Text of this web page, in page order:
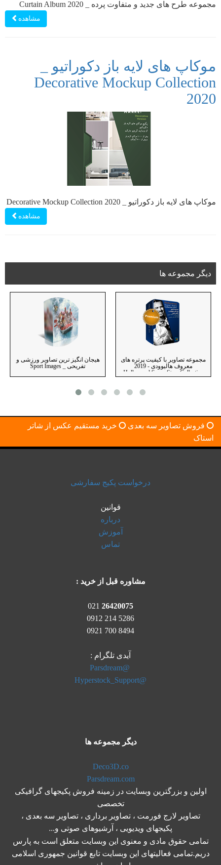
مجموعه طرح های جدید و متفاوت پرده _ Curtain Album 2020
مشاهده
موکاپ های لایه باز دکوراتیو _
Decorative Mockup Collection
2020
موکاپ های لایه باز دکوراتیو _ Decorative Mockup Collection 2020
مشاهده
دیگر مجموعه ها
هیجان انگیز ترین تصاویر ورزشی و
تفریحی _ Sport Images
مجموعه تصاویر با کیفیت پرتره های
معروف هالیوودی - 2019
Hollywood Super Stars Collection
فروش تصاویر سه بعدی
خرید مستقیم عکس از شاتر
استاک
درخواست پکیج سفارشی
قوانین
درباره
آموزش
تماس
مشاوره قبل از خرید :
021 26420075
5286 214 0912
8494 700 0921
آیدی تلگرام :
@Parsdream
@Hyperstock_Support
دیگر مجموعه ها
Deco3D.co
Parsdream.com
اولین و بزرگترین وبسایت در زمینه فروش پکیجهای گرافیکی
تخصصی
تصاویر لارج فورمت ، تصاویر برداری ، تصاویر سه بعدی ،
پکیجهای ویدیویی ، آرشیوهای صوتی و...
تمامی حقوق مادی و معنوی این وبسایت متعلق است به پارس
دریم.تمامی فعالیتهای این وبسایت تابع قوانین جمهوری اسلامی